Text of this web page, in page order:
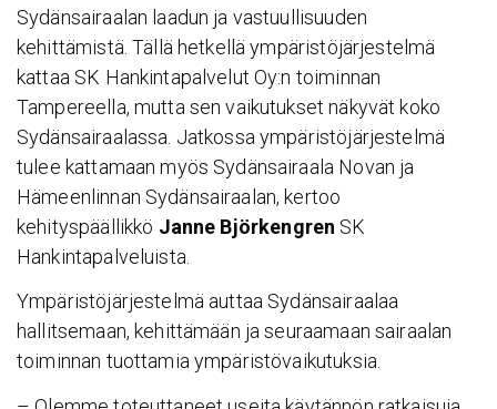
Sydänsairaalan laadun ja vastuullisuuden
kehittämistä. Tällä hetkellä ympäristöjärjestelmä
kattaa SK Hankintapalvelut Oy:n toiminnan
Tampereella, mutta sen vaikutukset näkyvät koko
Sydänsairaalassa. Jatkossa ympäristöjärjestelmä
tulee kattamaan myös Sydänsairaala Novan ja
Hämeenlinnan Sydänsairaalan, kertoo
kehityspäällikkö Janne Björkengren SK
Hankintapalveluista.
Ympäristöjärjestelmä auttaa Sydänsairaalaa
hallitsemaan, kehittämään ja seuraamaan sairaalan
toiminnan tuottamia ympäristövaikutuksia.